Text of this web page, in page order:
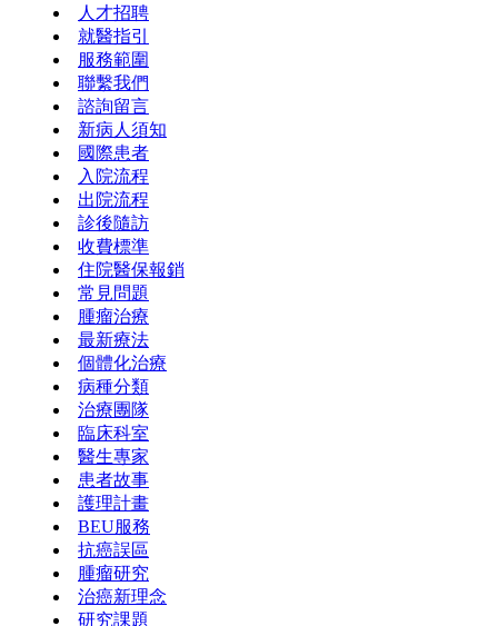
人才招聘
就醫指引
服務範圍
聯繫我們
諮詢留言
新病人須知
國際患者
入院流程
出院流程
診後隨訪
收費標準
住院醫保報銷
常見問題
腫瘤治療
最新療法
個體化治療
病種分類
治療團隊
臨床科室
醫生專家
患者故事
護理計畫
BEU服務
抗癌誤區
腫瘤研究
治癌新理念
研究課題